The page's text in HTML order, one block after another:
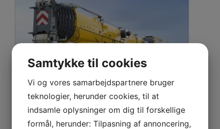
Mantsinen
Samtykke til cookies
Vi og vores samarbejdspartnere bruger
teknologier, herunder cookies, til at
indsamle oplysninger om dig til forskellige
formål, herunder: Tilpasning af annoncering,